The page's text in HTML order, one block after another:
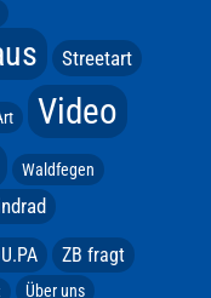
Streetart
Video
Waldfegen
ZB fragt
Über uns